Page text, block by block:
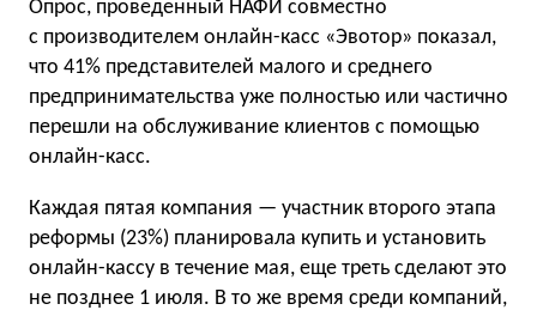
Опрос, проведенный НАФИ совместно
с производителем онлайн-касс «Эвотор» показал,
что 41% представителей малого и среднего
предпринимательства уже полностью или частично
перешли на обслуживание клиентов с помощью
онлайн-касс.
Каждая пятая компания — участник второго этапа
реформы (23%) планировала купить и установить
онлайн-кассу в течение мая, еще треть сделают это
не позднее 1 июля. В то же время среди компаний,